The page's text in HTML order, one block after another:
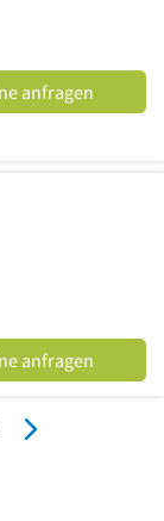
anfragen
anfragen